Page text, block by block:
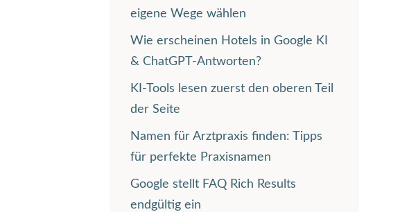
eigene Wege wählen
Wie erscheinen Hotels in Google KI
& ChatGPT-Antworten?
KI-Tools lesen zuerst den oberen Teil
der Seite
Namen für Arztpraxis finden: Tipps
für perfekte Praxisnamen
Google stellt FAQ Rich Results
endgültig ein